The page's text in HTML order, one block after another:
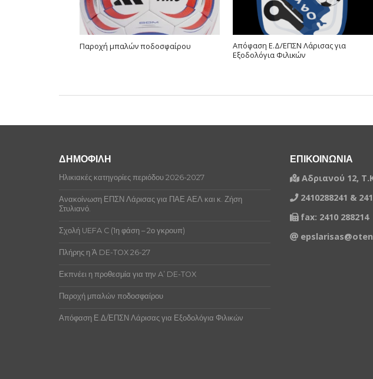
Παροχή μπαλών ποδοσφαίρου
Απόφαση Ε.Δ/ΕΠΣΝ Λάρισας για
Εξοδολόγια Φιλικών
ΔΗΜΟΦΙΛΗ
Ηλικιακές κατηγορίες περιόδου 2026-2027
Ανακοίνωση ΕΠΣΝ Λάρισας για ΠΑΕ ΑΕΛ και κ. Ζήση
Στυλιανό.
Σχολή UEFA C (1η φάση – 2ο γκρουπ)
Πλήρης η Ά DE-TOX 26-27
Εκπνέει η προθεσμία για την A’ DE-TOX
Παροχή μπαλών ποδοσφαίρου
Απόφαση Ε.Δ/ΕΠΣΝ Λάρισας για Εξοδολόγια Φιλικών
ΕΠΙΚΟΙΝΩΝΙΑ
Αδριανού 12,
2410288241 &
fax: 2410 288214